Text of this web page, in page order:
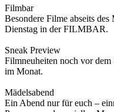
Filmbar
Besondere Filme abseits
Dienstag in der FILMBAR.
Sneak Preview
Filmneuheiten noch vor dem
im Monat.
Mädelsabend
Ein Abend nur für euch –